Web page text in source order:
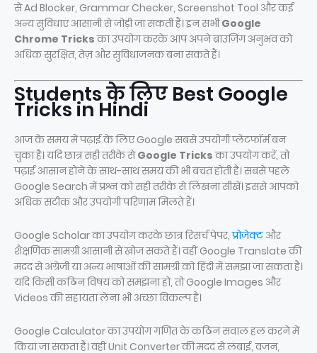
से Ad Blocker, Grammar Checker, Screenshot Tool और कई
अन्य सुविधाएं आसानी से जोड़ी जा सकती हैं। इन सभीGoogle
Chrome Tricksका उपयोग करके आप अपने ब्राउज़िंग अनुभव को
अधिक सुरक्षित, तेज़ और सुविधाजनक बना सकते हैं।
Students के लिए Best Google
Tricks in Hindi
आज के समय में पढ़ाई के लिए Google सबसे उपयोगी प्लेटफॉर्म बन
चुका है। यदि छात्र सही तरीके सेGoogle Tricksका उपयोग करें, तो
पढ़ाई आसान होने के साथ-साथ समय की भी बचत होती है। सबसे पहले
Google Search में प्रश्न को सही तरीके से लिखना सीखें। इससे आपको
अधिक सटीक और उपयोगी परिणाम मिलते हैं।
Google Scholar का उपयोग करके छात्र रिसर्च पेपर,प्रोजेक्ट और
शैक्षणिक सामग्री आसानी से खोज सकते हैं। वहीं Google Translate की
मदद से अंग्रेजी या अन्य भाषाओं की सामग्री को हिंदी में समझा जा सकता है।
यदि किसी कठिन विषय को समझना हो, तो Google Images और
Videos की सहायता लेना भी अच्छा विकल्प है।
Google Calculator का उपयोग गणित के कठिन सवाल हल करने में
किया जा सकता है। वहीं Unit Converter की मदद से लंबाई, वजन,